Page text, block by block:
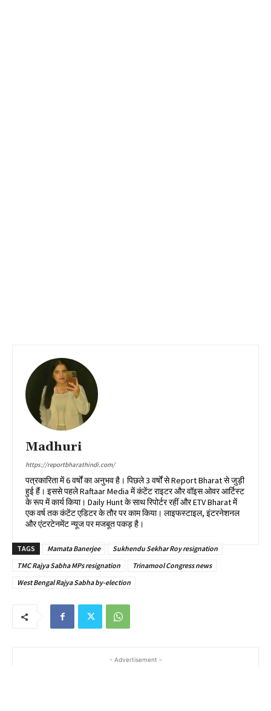
Madhuri
https://reportbharathindi.com/
पत्रकारिता में 6 वर्षों का अनुभव है। पिछले 3 वर्षों से Report Bharat से जुड़ी
हुई हैं। इससे पहले Raftaar Media में कंटेंट राइटर और वॉइस ओवर आर्टिस्ट
के रूप में कार्य किया। Daily Hunt के साथ रिपोर्टर रहीं और ETV Bharat में
एक वर्ष तक कंटेंट एडिटर के तौर पर काम किया। लाइफस्टाइल, इंटरनेशनल
और एंटरटेनमेंट न्यूज पर मजबूत पकड़ है।
TAGS Mamata Banerjee
Sukhendu Sekhar Roy resignation
TMC Rajya Sabha MPs resignation
Trinamool Congress news
West Bengal Rajya Sabha by-election
- Advertisement -